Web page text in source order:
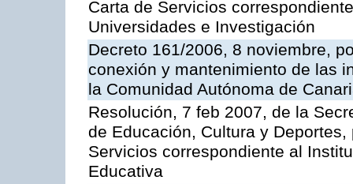
Carta de Servicios
Universidades e Investigación
Decreto 161/2006, 8 noviembre,
conexión y mantenimiento de las
la Comunidad Autónoma de
Resolución, 7 feb 2007, de la
de Educación, Cultura y
Servicios correspondiente al
Educativa